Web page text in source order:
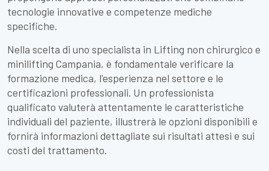
tecnologie innovative e competenze mediche
specifiche.
Nella scelta di uno specialista in Lifting non chirurgico e
minilifting Campania, è fondamentale verificare la
formazione medica, l'esperienza nel settore e le
certificazioni professionali. Un professionista
qualificato valuterà attentamente le caratteristiche
individuali del paziente, illustrerà le opzioni disponibili e
fornirà informazioni dettagliate sui risultati attesi e sui
costi del trattamento.